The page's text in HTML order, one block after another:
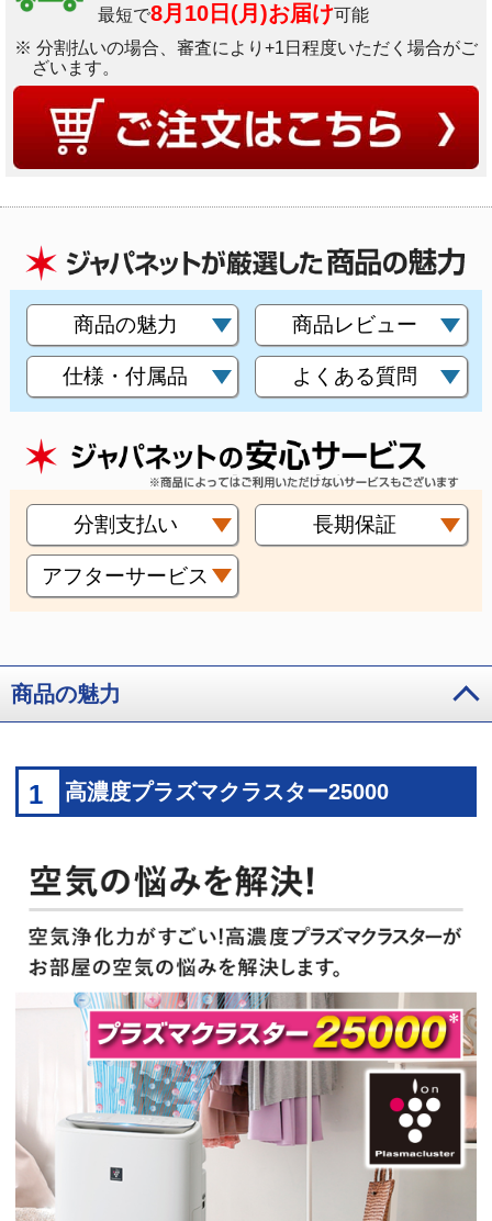
最短で8月10日(月)お届け可能
※ 分割払いの場合、審査により+1日程度いただく場合がご
ざいます。
商品の魅力 商品レビュー
仕様・付属品 よくある質問
分割支払い 長期保証
アフターサービス
商品の魅力
1 高濃度プラズマクラスター25000